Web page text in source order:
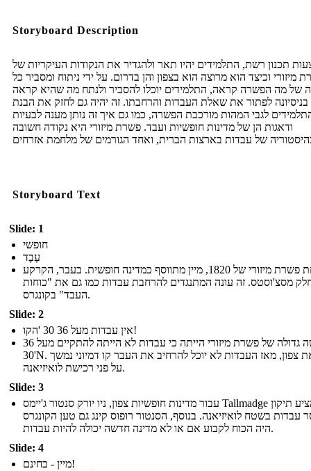
Storyboard Description
תכנון רשת, התלמידים יהיו תאר ולהגדיר את הנקודות העיקריות של
מיזורי וכיצד הוא מרוצה הוא בצפון והן בדרום. על ידי ניתוח ומסביר כל
של מה הפשרה קראה, התלמידים יוכלו להסביר ולנתח מה שהיא קראה
בניסיונה לפתור את שאלת העבדות והרחבתו. זה יהיה גם לחזק את הבנת
לגבי המהות מורכבת הפשרה, כמו גם איך זה נותן מענה לבעיות
ודאגות הן של מדינות חופשיות ועבד. פשרת מיזורי היא נקודה חשובה
Storyboard Text
Slide: 1
חופשי
עֶבֶד
תחת פשרת מיזורי של 1820, מיין מתווסף כמדינה חופשית. בעבר, הקרקע
מסצ'וסטס. זה עונה המתנגדים להרחבת עבדות כמו גם את "כוחות
העבד" בקונגרס.
Slide: 2
אין עבדות מעל 36 30 'הקו!
פרשה גדולה של פשרת מיזורי הייתה כי עבדות לא הייתה להתקיים מעל 36º
30'N. סיפק את צפון, מאז העבדות לא יוכל להרחיב את העבר קו דמיוני נמשך
על פני רכישת לואיזיאנה.
Slide: 3
עבור מדינות חופשיות צפון, ניו יורק סנטור ג'יימס Tallmadge הציע תיקון
עבדות בשטח לואיזיאנה. בנוסף, הסנטור רופוס קינג גם טען הקונגרס
היה הכוח לקבוע אם או לא מדינה חדשה יכולה להיות עבדות.
Slide: 4
מיין - בחינם!